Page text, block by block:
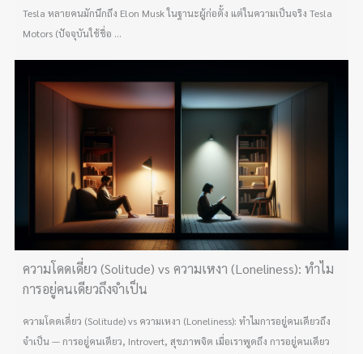
Tesla หลายคนมักนึกถึง Elon Musk ในฐานะผู้ก่อตั้ง แต่ในความเป็นจริง Tesla
Motors (ปัจจุบันใช้ชื่อ ...
ความโดดเดี่ยว (Solitude) vs ความเหงา (Loneliness): ทำไม
การอยู่คนเดียวถึงจำเป็น
ความโดดเดี่ยว (Solitude) vs ความเหงา (Loneliness): ทำไมการอยู่คนเดียวถึง
จำเป็น — การอยู่คนเดียว, Introvert, สุขภาพจิต เมื่อเราพูดถึง การอยู่คนเดียว